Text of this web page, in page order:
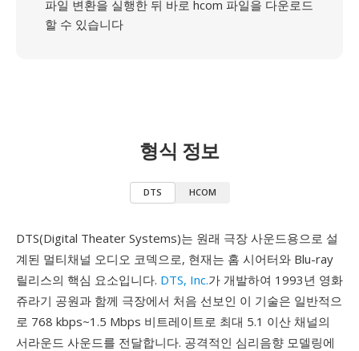
파일 변환을 실행한 뒤 바로 hcom 파일을 다운로드
할 수 있습니다
형식 정보
DTS HCOM
DTS(Digital Theater Systems)는 원래 극장 사운드용으로 설
계된 멀티채널 오디오 코덱으로, 현재는 홈 시어터와 Blu-ray
릴리스의 핵심 요소입니다. DTS, Inc.가 개발하여 1993년 영화
쥬라기 공원과 함께 극장에서 처음 선보인 이 기술은 일반적으
로 768 kbps~1.5 Mbps 비트레이트로 최대 5.1 이산 채널의
서라운드 사운드를 전달합니다. 공격적인 심리음향 모델링에